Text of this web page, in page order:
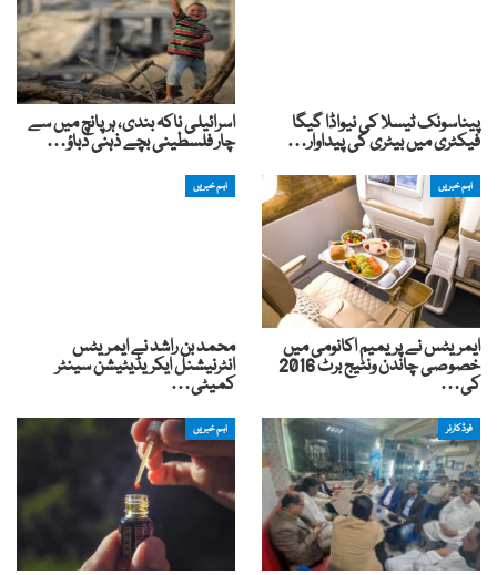
پیناسونک ٹیسلا کی نیواڈا گیگا
فیکٹری میں بیٹری کی پیداوار…
اسرائیلی ناکہ بندی، ہر پانچ میں سے
چار فلسطینی بچے ذہنی دباؤ…
اہم خبریں
ایمریٹس نے پریمیم اکانومی میں
خصوصی چاندن ونٹیج برٹ 2016
کی…
اہم خبریں
محمد بن راشد نے ایمریٹس
انٹرنیشنل ایکریڈیٹیشن سینٹر
کمیٹی…
فوڈکارنر اہم خبریں